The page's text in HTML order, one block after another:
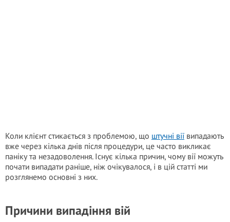
Коли клієнт стикається з проблемою, що штучні вії випадають
вже через кілька днів після процедури, це часто викликає
паніку та незадоволення. Існує кілька причин, чому вії можуть
почати випадати раніше, ніж очікувалося, і в цій статті ми
розглянемо основні з них.
Причини випадіння вій